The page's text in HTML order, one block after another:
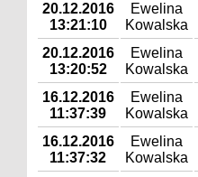
20.12.2016
13:21:10
Ewelina
Kowalska
20.12.2016
13:20:52
Ewelina
Kowalska
16.12.2016
11:37:39
Ewelina
Kowalska
16.12.2016
11:37:32
Ewelina
Kowalska